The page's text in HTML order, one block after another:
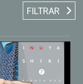
FILTRAR